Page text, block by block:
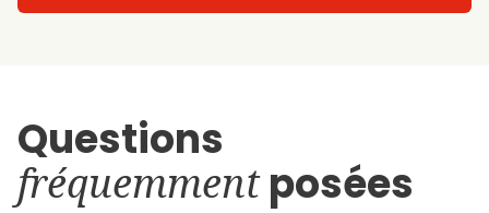
Questions
fréquemmentposées